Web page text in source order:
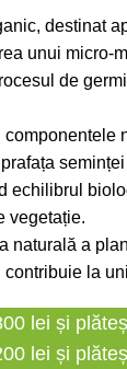
destinat
unui micro-
de
echilibrul
vegetație.
naturală a
la
lei și
lei și